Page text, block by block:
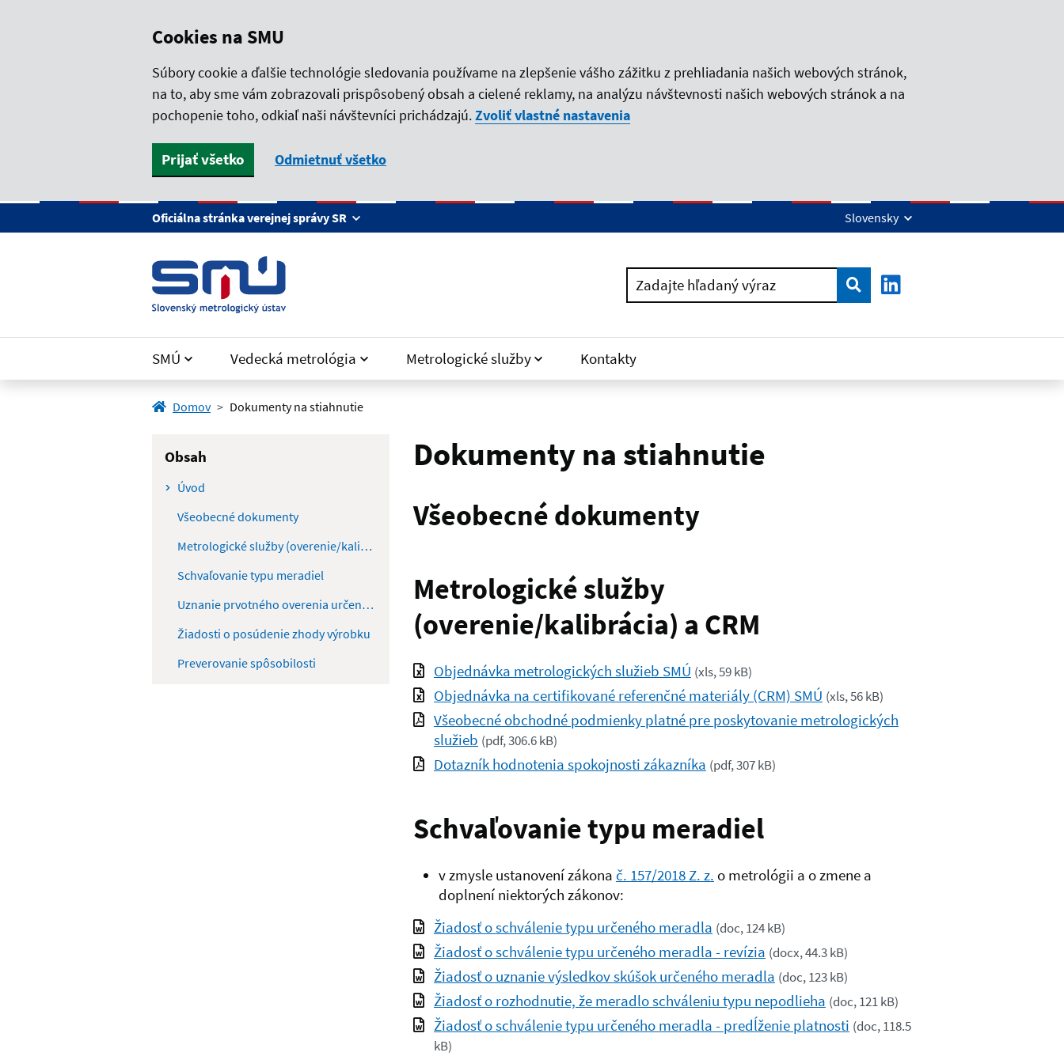
Preskočiť na hlavný obsahOficiálna stránka verejnej správy SR Slovensky
Zadajte hľadaný výraz VyhľadaťLinkedIn
SMÚ Vedecká metrológia Metrologické služby Kontakty
Domov Dokumenty na stiahnutie
Dokumenty na stiahnutie
Obsah
Úvod
Všeobecné dokumenty
Metrologické služby (overenie/kalibrácia) a CRM
Schvaľovanie typu meradiel
Uznanie prvotného overenia určeného merania vykonaného v zahraničí
Žiadosti o posúdenie zhody výrobku
Preverovanie spôsobilosti
Všeobecné dokumenty
Metrologické služby
(overenie/kalibrácia) a CRM
Objednávka metrologických služieb SMÚ (xls, 59 kB)
Objednávka na certifikované referenčné materiály (CRM) SMÚ (xls, 56 kB)
Všeobecné obchodné podmienky platné pre poskytovanie metrologických
služieb (pdf, 306.6 kB)
Dotazník hodnotenia spokojnosti zákazníka (pdf, 307 kB)
Schvaľovanie typu meradiel
v zmysle ustanovení zákona č. 157/2018 Z. z. o metrológii a o zmene a
doplnení niektorých zákonov:
Žiadosť o schválenie typu určeného meradla (doc, 124 kB)
Žiadosť o schválenie typu určeného meradla - revízia (docx, 44.3 kB)
Žiadosť o uznanie výsledkov skúšok určeného meradla (doc, 123 kB)
Žiadosť o rozhodnutie, že meradlo schváleniu typu nepodlieha (doc, 121 kB)
Žiadosť o schválenie typu určeného meradla - predĺženie platnosti (doc, 118.5
kB)
Cookies na SMU
Súbory cookie a ďalšie technológie sledovania používame na zlepšenie vášho zážitku z prehliadania našich webových stránok,
na to, aby sme vám zobrazovali prispôsobený obsah a cielené reklamy, na analýzu návštevnosti našich webových stránok a na
pochopenie toho, odkiaľ naši návštevníci prichádzajú.Zvoliť vlastné nastavenia
Prijať všetko Odmietnuť všetko